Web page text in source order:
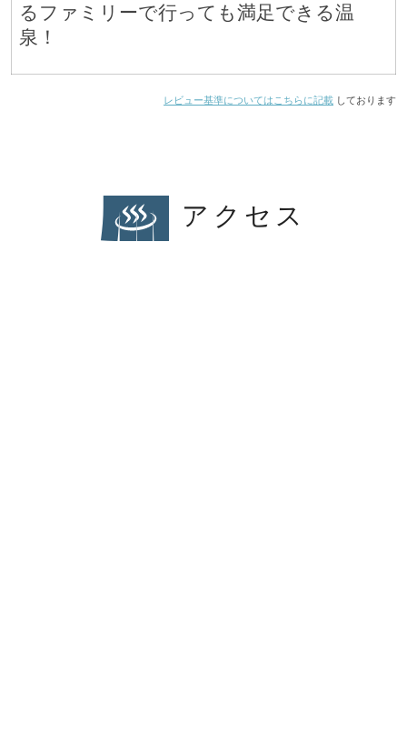
るファミリーで行っても満足できる温
泉！
レビュー基準についてはこちらに記載 しております
アクセス